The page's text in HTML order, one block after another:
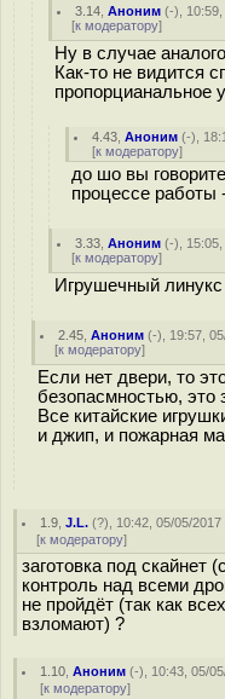
3.14 ,Аноним (-),
[к модератору]
Ну в случае
Как-то не видится
пропорцианальное
4.43 ,Аноним (-),
[к модератору]
до шо вы
процессе работы
3.33 ,Аноним (-),
[к модератору]
Игрушечный линукс
2.45 ,Аноним (-), 19:57,
[к модератору]
Если нет двери, то
безопасмностью, это
Все китайские
и джип, и пожарная
1.9 ,J.L. (?), 10:42, 05/05/2017
[к модератору]
заготовка под скайнет
контроль над всеми
не пройдёт (так как
взломают) ?
1.10 ,Аноним (-), 10:43, 05/
[к модератору]